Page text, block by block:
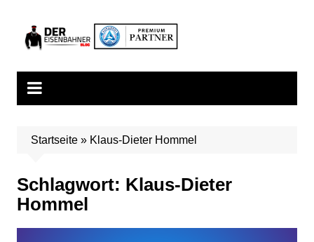
springen
Startseite» Klaus-Dieter Hommel
Schlagwort: Klaus-Dieter
Hommel